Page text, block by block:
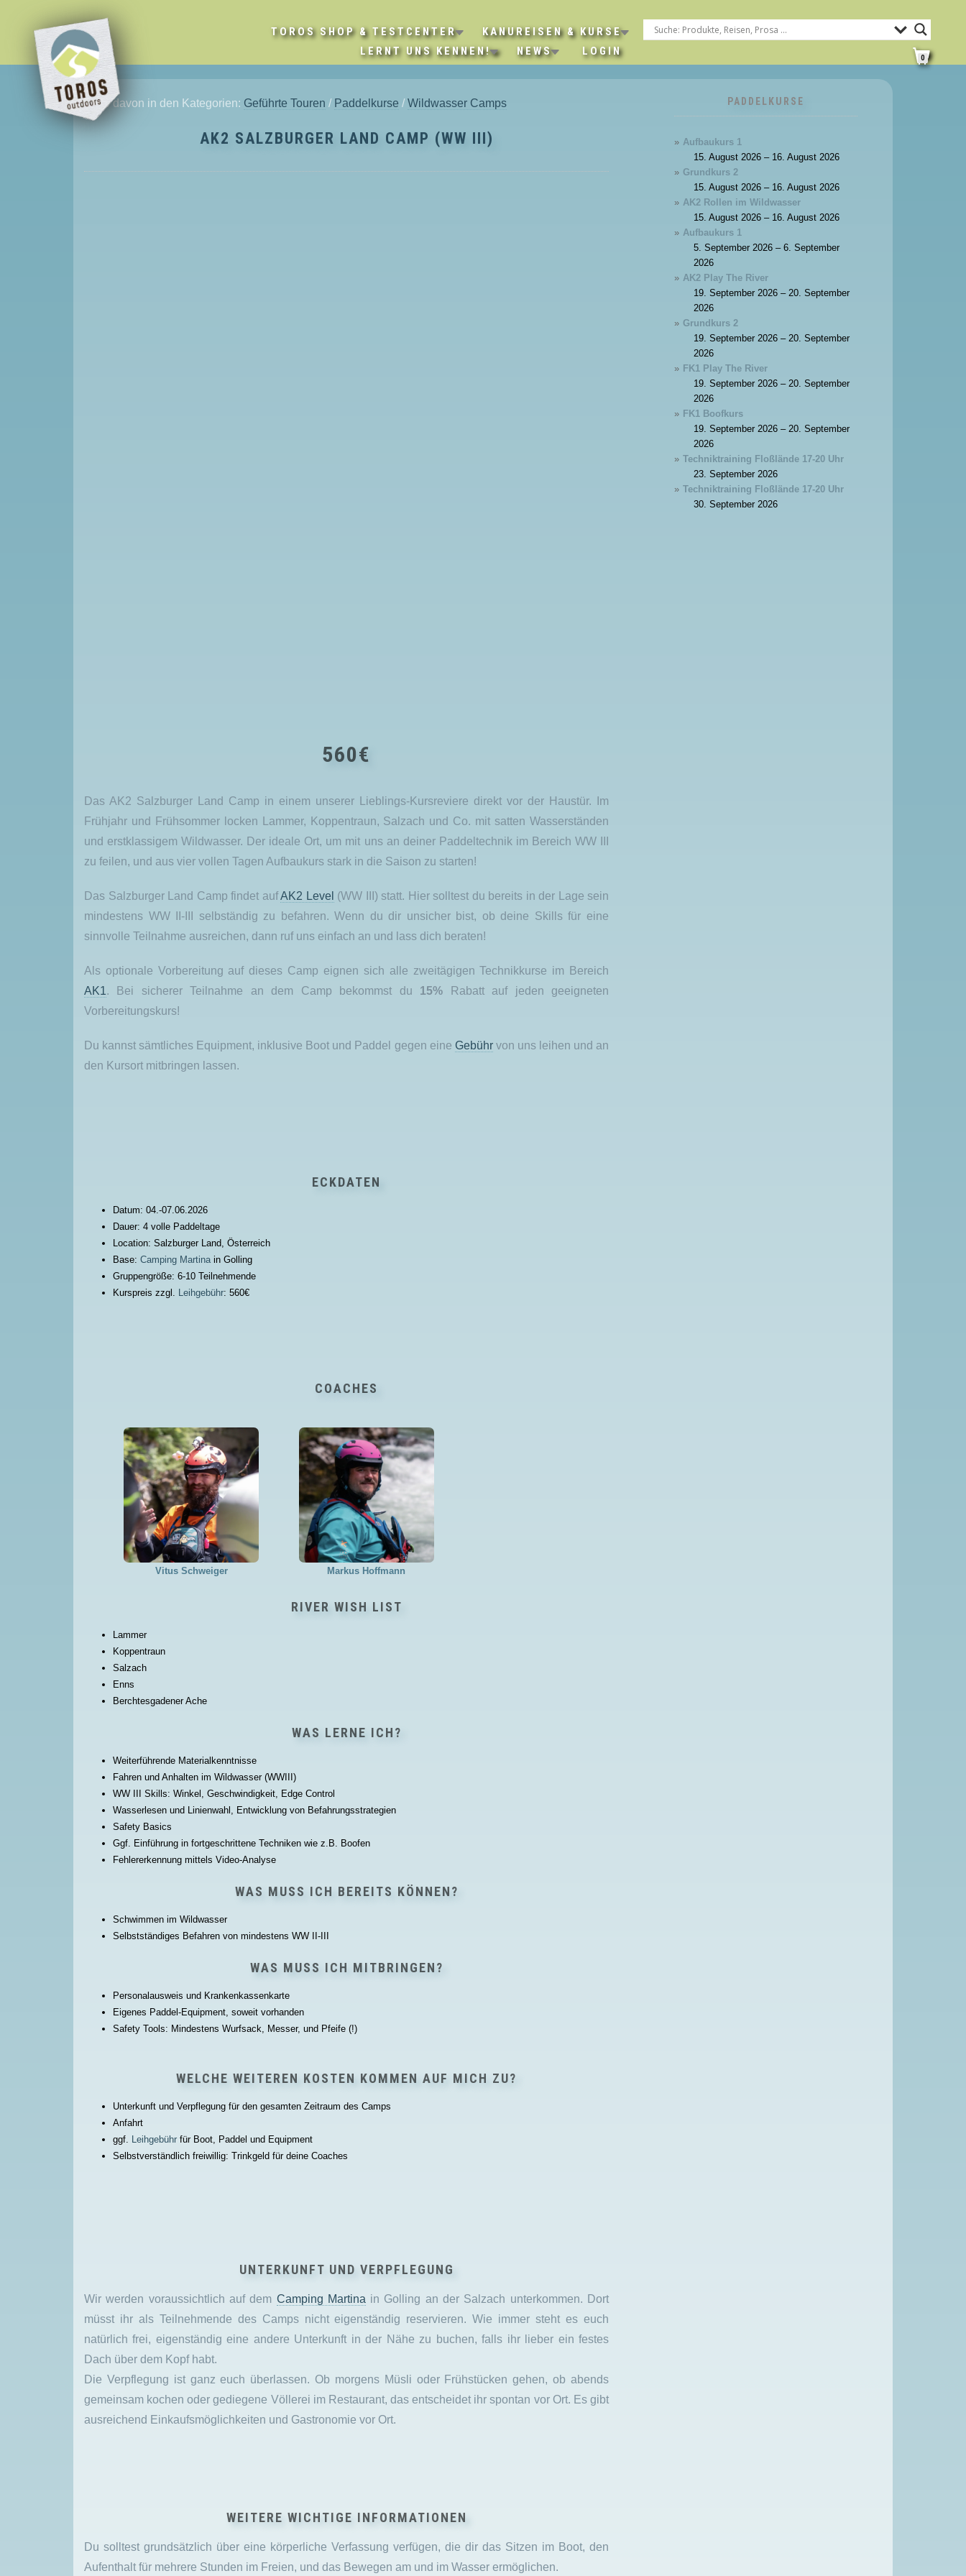
TOROS SHOP & TESTCENTER
KANUREISEN & KURSE
LERNT UNS KENNEN!
NEWS LOGIN
0
Mehr davon in den Kategorien: Geführte Touren / Paddelkurse / Wildwasser Camps
AK2 SALZBURGER LAND CAMP (WW III)
560€
Das AK2 Salzburger Land Camp in einem unserer Lieblings-Kursreviere direkt vor der Haustür. Im
Frühjahr und Frühsommer locken Lammer, Koppentraun, Salzach und Co. mit satten Wasserständen
und erstklassigem Wildwasser. Der ideale Ort, um mit uns an deiner Paddeltechnik im Bereich WW III
zu feilen, und aus vier vollen Tagen Aufbaukurs stark in die Saison zu starten!
Das Salzburger Land Camp findet aufAK2 Level (WW III) statt. Hier solltest du bereits in der Lage sein
mindestens WW II-III selbständig zu befahren. Wenn du dir unsicher bist, ob deine Skills für eine
sinnvolle Teilnahme ausreichen, dann ruf uns einfach an und lass dich beraten!
Als optionale Vorbereitung auf dieses Camp eignen sich alle zweitägigen Technikkurse im Bereich
AK1. Bei sicherer Teilnahme an dem Camp bekommst du 15% Rabatt auf jeden geeigneten
Vorbereitungskurs!
Du kannst sämtliches Equipment, inklusive Boot und Paddel gegen eine Gebührvon uns leihen und an
den Kursort mitbringen lassen.
ECKDATEN
Datum: 04.-07.06.2026
Dauer: 4 volle Paddeltage
Location: Salzburger Land, Österreich
Base: Camping Martina in Golling
Gruppengröße: 6-10 Teilnehmende
Kurspreis zzgl. Leihgebühr: 560€
COACHES
Vitus Schweiger Markus Hoffmann
RIVER WISH LIST
Lammer
Koppentraun
Salzach
Enns
Berchtesgadener Ache
WAS LERNE ICH?
Weiterführende Materialkenntnisse
Fahren und Anhalten im Wildwasser (WWIII)
WW III Skills: Winkel, Geschwindigkeit, Edge Control
Wasserlesen und Linienwahl, Entwicklung von Befahrungsstrategien
Safety Basics
Ggf. Einführung in fortgeschrittene Techniken wie z.B. Boofen
Fehlererkennung mittels Video-Analyse
WAS MUSS ICH BEREITS KÖNNEN?
Schwimmen im Wildwasser
Selbstständiges Befahren von mindestens WW II-III
WAS MUSS ICH MITBRINGEN?
Personalausweis und Krankenkassenkarte
Eigenes Paddel-Equipment, soweit vorhanden
Safety Tools: Mindestens Wurfsack, Messer, und Pfeife (!)
WELCHE WEITEREN KOSTEN KOMMEN AUF MICH ZU?
Unterkunft und Verpflegung für den gesamten Zeitraum des Camps
Anfahrt
ggf. Leihgebühr für Boot, Paddel und Equipment
Selbstverständlich freiwillig: Trinkgeld für deine Coaches
UNTERKUNFT UND VERPFLEGUNG
Wir werden voraussichtlich auf dem Camping Martina in Golling an der Salzach unterkommen. Dort
müsst ihr als Teilnehmende des Camps nicht eigenständig reservieren. Wie immer steht es euch
natürlich frei, eigenständig eine andere Unterkunft in der Nähe zu buchen, falls ihr lieber ein festes
Dach über dem Kopf habt.
Die Verpflegung ist ganz euch überlassen. Ob morgens Müsli oder Frühstücken gehen, ob abends
gemeinsam kochen oder gediegene Völlerei im Restaurant, das entscheidet ihr spontan vor Ort. Es gibt
ausreichend Einkaufsmöglichkeiten und Gastronomie vor Ort.
WEITERE WICHTIGE INFORMATIONEN
Du solltest grundsätzlich über eine körperliche Verfassung verfügen, die dir das Sitzen im Boot, den
Aufenthalt für mehrere Stunden im Freien, und das Bewegen am und im Wasser ermöglichen.
PADDELKURSE
Aufbaukurs 1
15. August 2026 – 16. August 2026
Grundkurs 2
15. August 2026 – 16. August 2026
AK2 Rollen im Wildwasser
15. August 2026 – 16. August 2026
Aufbaukurs 1
5. September 2026 – 6. September
2026
AK2 Play The River
19. September 2026 – 20. September
2026
Grundkurs 2
19. September 2026 – 20. September
2026
FK1 Play The River
19. September 2026 – 20. September
2026
FK1 Boofkurs
19. September 2026 – 20. September
2026
Techniktraining Floßlände 17-20 Uhr
23. September 2026
Techniktraining Floßlände 17-20 Uhr
30. September 2026